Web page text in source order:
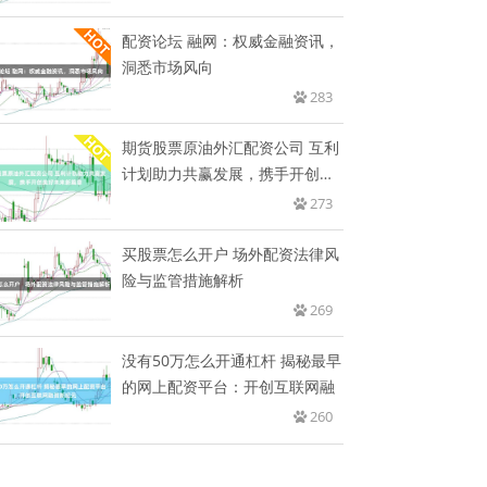
配资论坛 融网：权威金融资讯，
洞悉市场风向
283
期货股票原油外汇配资公司 互利
计划助力共赢发展，携手开创美
273
买股票怎么开户 场外配资法律风
险与监管措施解析
269
没有50万怎么开通杠杆 揭秘最早
的网上配资平台：开创互联网融
260